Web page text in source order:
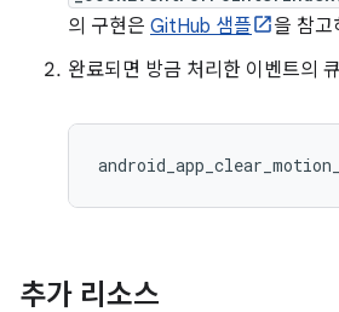
의 구현은 GitHub 샘플
을 참고
완료되면 방금 처리한 이벤트의
추가 리소스